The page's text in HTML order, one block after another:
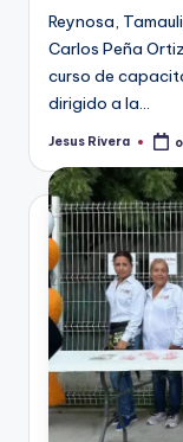
Reynosa,
Carlos Peña
curso de
dirigido a la…
Publicado
Jesus Rivera